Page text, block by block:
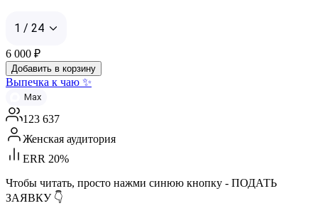
1 / 24
6 000 ₽
Добавить в корзину
Выпечка к чаю ✨
Max
123 637
Женская аудитория
ERR 20%
Чтобы читать, просто нажми синюю кнопку - ПОДАТЬ
ЗАЯВКУ 👇